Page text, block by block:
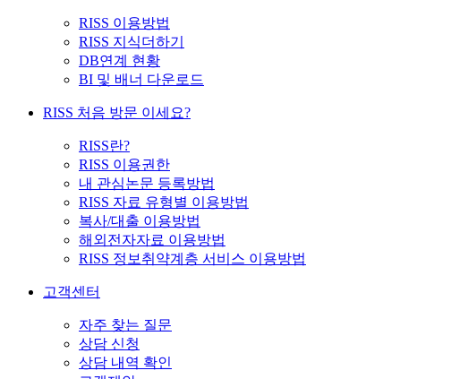
RISS 이용방법
RISS 지식더하기
DB연계 현황
BI 및 배너 다운로드
RISS 처음 방문 이세요?
RISS란?
RISS 이용권한
내 관심논문 등록방법
RISS 자료 유형별 이용방법
복사/대출 이용방법
해외전자자료 이용방법
RISS 정보취약계층 서비스 이용방법
고객센터
자주 찾는 질문
상담 신청
상담 내역 확인